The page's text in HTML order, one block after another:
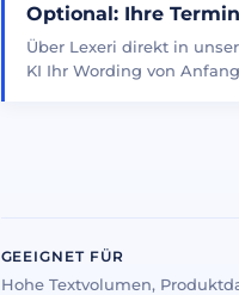
Optional: Ihre
Über Lexeri direkt in
KI Ihr Wording von
GEEIGNET FÜR
Hohe Textvolumen,